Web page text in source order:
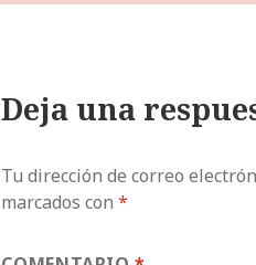
Deja una
Tu dirección de correo
marcados con*